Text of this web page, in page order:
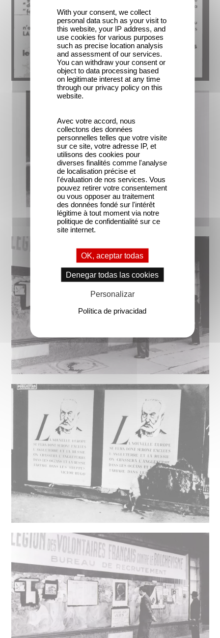
With your consent, we collect
personal data such as your visit to
this website, your IP address, and
use cookies for various purposes
such as precise location analysis
and assessment of our services.
You can withdraw your consent or
object to data processing based
on legitimate interest at any time
through our privacy policy on this
website.
Avec votre accord, nous
collectons des données
personnelles telles que votre visite
sur ce site, votre adresse IP, et
utilisons des cookies pour
diverses finalités comme l'analyse
de localisation précise et
l'évaluation de nos services. Vous
pouvez retirer votre consentement
ou vous opposer au traitement
des données fondé sur l'intérêt
légitime à tout moment via notre
politique de confidentialité sur ce
site internet.
OK, aceptar todas
Denegar todas las cookies
Personalizar
Política de privacidad